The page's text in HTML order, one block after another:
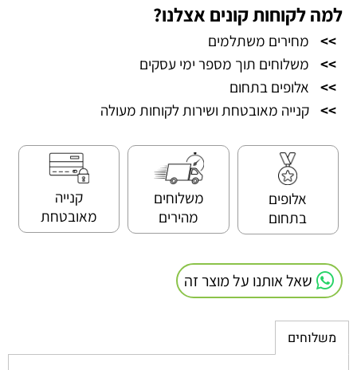
למה לקוחות קונים אצלנו?
>>
מחירים משתלמים
>>
משלוחים תוך מספר ימי עסקים
>>
אלופים בתחום
>> קנייה מאובטחת ושירות לקוחות מעולה
אלופים
בתחום
משלוחים
מהירים
קנייה
מאובטחת
שאל אותנו על מוצר זה
משלוחים